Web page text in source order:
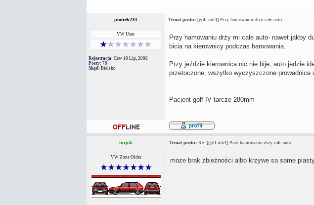
piotrek233 Temat postu:[golf mk4] Przy hamowaniu drży całe auto
VW User
Rejestracja: Czw 10 Lip, 2008
Posty: 70
Skąd: Bielsko
Przy hamowaniu drży mi całe auto- nawet jakby
bicia na kierownicy podczas hamowania.
Przy jeździe kierownica nic nie bije, auto jedzie
przetoczone, wszytko wyczyszczone
Pacjent golf IV tarcze 280mm
turpik Temat postu:Re: [golf mk4] Przy hamowaniu drży całe auto
VW Zone Older moze brak zbieżności albo krzywe sa same